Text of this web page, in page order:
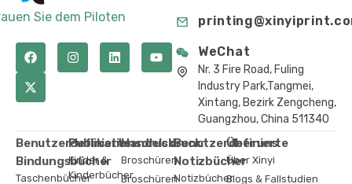
Sie dem Piloten
WeChat
Nr. 3 Fire Road, Fuling
Industry Park,Tangmei,
Xintang, Bezirk Zengcheng,
Guangzhou, China 511340
Benutzerdefinierte
Bindungsbücher
Taschenbücher
Publikationsdruck
Kinder &
Kinderbücher
Handelsdruck
Broschüren
Broschüren
Benutzerdefinierte
Notizbücher
Notizbücher
Über uns
Über Xinyi
Blogs & Fallstudien